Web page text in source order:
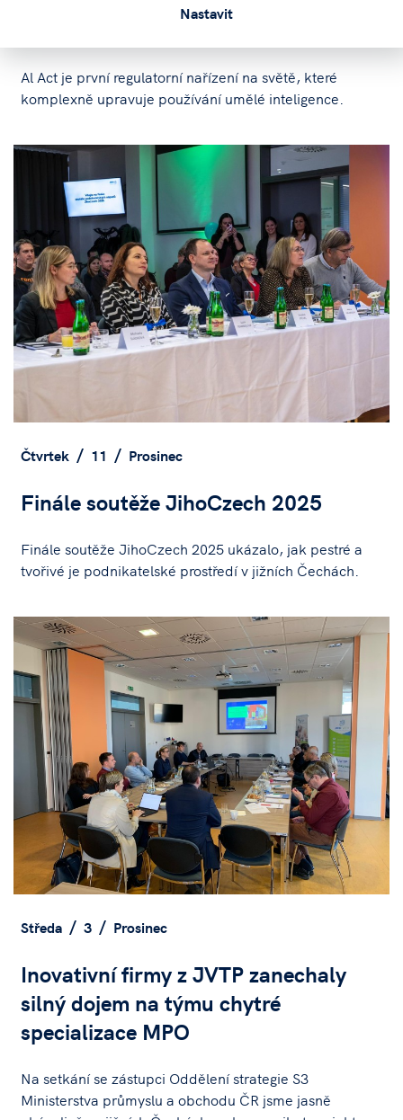
Nastavit
SMEs (ATCZ00036)
Al Act je první regulatorní nařízení na světě, které
komplexně upravuje používání umělé inteligence.
Čtvrtek 11 Prosinec
Finále soutěže JihoCzech 2025
Finále soutěže JihoCzech 2025 ukázalo, jak pestré a
tvořivé je podnikatelské prostředí v jižních Čechách.
Středa 3 Prosinec
Inovativní firmy z JVTP zanechaly
silný dojem na týmu chytré
specializace MPO
Na setkání se zástupci Oddělení strategie S3
Ministerstva průmyslu a obchodu ČR jsme jasně